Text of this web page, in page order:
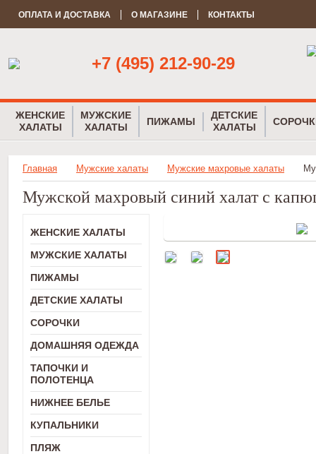
ОПЛАТА И ДОСТАВКА О МАГАЗИНЕ КОНТАКТЫ
+7 (495) 212-90-29
ЖЕНСКИЕ
ХАЛАТЫ
МУЖСКИЕ
ХАЛАТЫ
ПИЖАМЫ
ДЕТСКИЕ
ХАЛАТЫ
Главная Мужские халаты Мужские махровые халаты
Мужской махровый синий халат с
ЖЕНСКИЕ ХАЛАТЫ
МУЖСКИЕ ХАЛАТЫ
ПИЖАМЫ
ДЕТСКИЕ ХАЛАТЫ
СОРОЧКИ
ДОМАШНЯЯ ОДЕЖДА
ТАПОЧКИ И
ПОЛОТЕНЦА
НИЖНЕЕ БЕЛЬЕ
КУПАЛЬНИКИ
ПЛЯЖ